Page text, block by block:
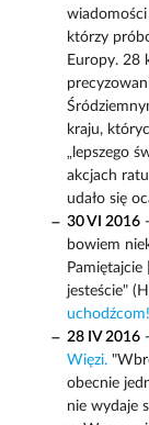
którzy
Europy. 28
kraju,
„lepszego
akcjach
udało się
30 VI 2016-
bowiem
jesteście"
uchodźcom!
28 IV 2016-
Więzi.
obecnie
nie wydaje